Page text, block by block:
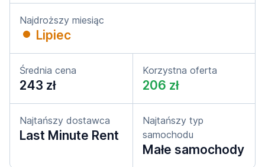
Najdroższy miesiąc
Lipiec
Średnia cena
243 zł
Korzystna oferta
206 zł
Najtańszy dostawca
Last Minute Rent
Najtańszy typ
samochodu
Małe samochody